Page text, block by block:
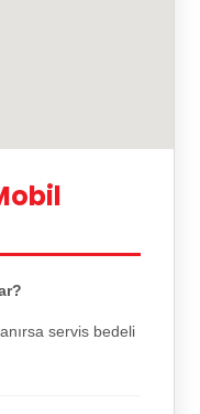
servis bedeli